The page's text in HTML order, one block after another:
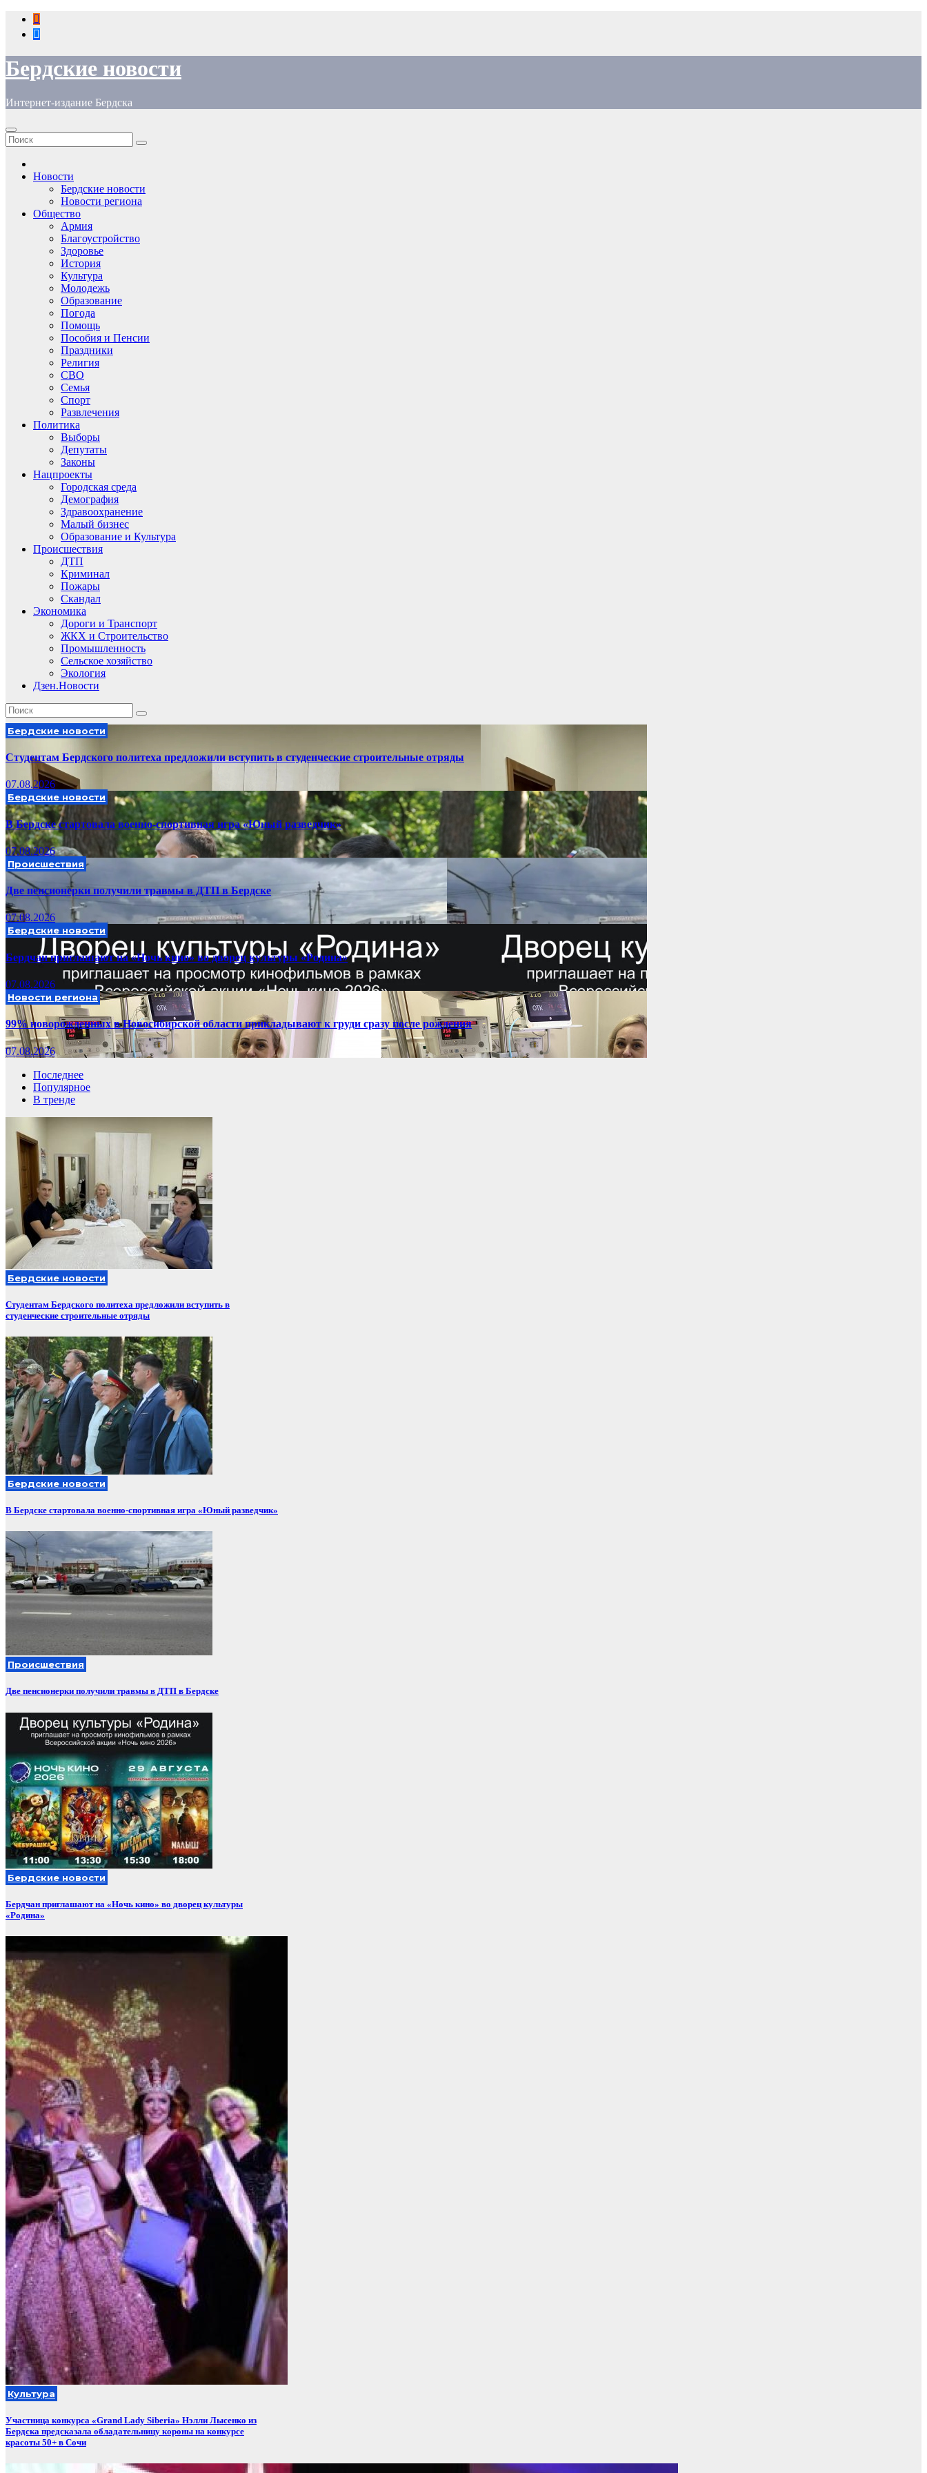
Перейти
содержимому
Бердские новости
Интернет-издание Бердска
Новости
Бердские новости
Новости региона
Общество
Армия
Благоустройство
Здоровье
История
Культура
Молодежь
Образование
Погода
Помощь
Пособия и Пенсии
Праздники
Религия
СВО
Семья
Спорт
Развлечения
Политика
Выборы
Депутаты
Законы
Нацпроекты
Городская среда
Демография
Здравоохранение
Малый бизнес
Образование и Культура
Происшествия
ДТП
Криминал
Пожары
Скандал
Экономика
Дороги и Транспорт
ЖКХ и Строительство
Промышленность
Сельское хозяйство
Экология
Дзен.Новости
Бердские новости
Студентам Бердского политеха предложили вступить в студенческие строительные отряды
07.08.2026
Бердские новости
В Бердске стартовала военно-спортивная игра «Юный разведчик»
07.08.2026
Происшествия
Две пенсионерки получили травмы в ДТП в Бердске
07.08.2026
Бердские новости
Бердчан приглашают на «Ночь кино» во дворец культуры «Родина»
07.08.2026
Новости региона
99% новорожденных в Новосибирской области прикладывают к груди сразу после рождения
07.08.2026
Последнее
Популярное
В тренде
Бердские новости
Студентам Бердского политеха предложили вступить в
студенческие строительные отряды
Бердские новости
В Бердске стартовала военно-спортивная игра «Юный разведчик»
Происшествия
Две пенсионерки получили травмы в ДТП в Бердске
Бердские новости
Бердчан приглашают на «Ночь кино» во дворец культуры
«Родина»
Культура
Участница конкурса «Grand Lady Siberia» Нэлли Лысенко из
Бердска предсказала обладательницу короны на конкурсе
красоты 50+ в Сочи